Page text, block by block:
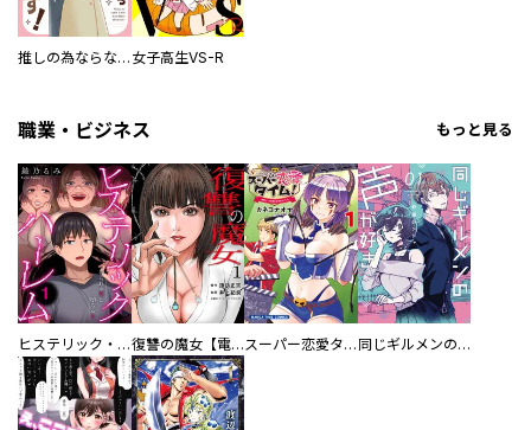
推しの為ならなんでもします！ 女子高生VS-R
職業・ビジネス もっと見る
ヒステリック・ハーレム～搾られる男と堕ちる女～【電子単行本版】 復讐の魔女【電子単行本版】 スーパー恋愛タイム！～現場でドＳな彼女は自宅でデレる～ 同じギルメンの声が好き